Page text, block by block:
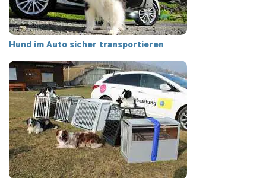
Hund im Auto sicher transportieren